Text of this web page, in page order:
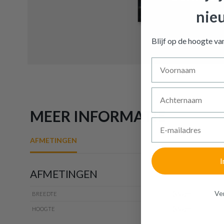
MEER INFORMATIE
AFMETINGEN
AFMETINGEN
BREEDTE
HOOGTE
Canvas
Blijf op de hoogte